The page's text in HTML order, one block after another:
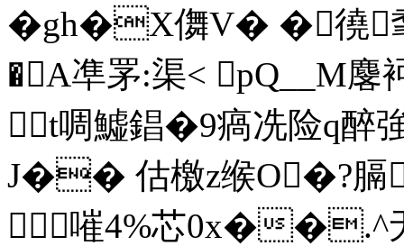
�gh�X儛V� �徺
�A凖罞:渠< pQ__M
t啁鱋錩�9瘑冼险q
J�� 估檄z缑O�?膈
嗺4%芯0x��.^无